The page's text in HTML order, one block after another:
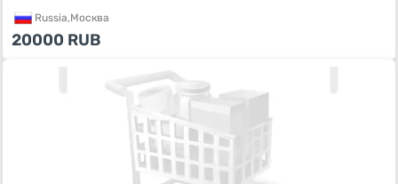
Russia,Москва
20000 RUB